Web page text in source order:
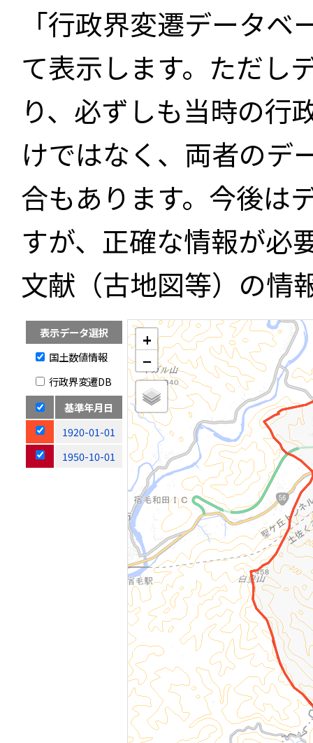
「行政界変遷データ
て表示します。ただし
り、必ずしも当時の行
けではなく、両者のデ
合もあります。今後は
すが、正確な情報が必
文献（古地図等）の情
表示データ選択
国土数値情報
行政界変遷DB
基準年月日
1920-01-01
1950-10-01
+
−